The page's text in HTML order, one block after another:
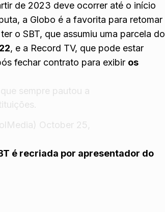
de 2023 deve ocorrer até o início
a Globo é a favorita para retomar
o SBT, que assumiu uma parcela do
, e a Record TV, que pode estar
fechar contrato para exibir os
sempre pautou a
October 25,
é recriada por apresentador do